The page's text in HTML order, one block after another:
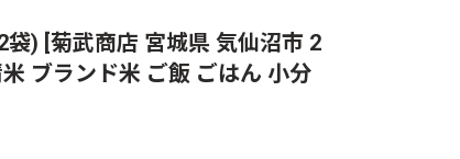
) [菊武商店 宮城県 気仙沼市 2
ブランド米 ご飯 ごはん 小分